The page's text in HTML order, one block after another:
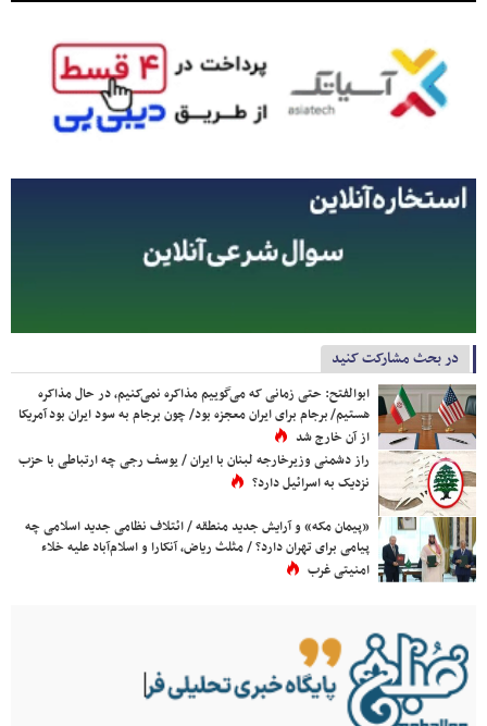
در بحث مشارکت کنید
ابوالفتح: حتی زمانی که می‌گوییم مذاکره نمی‌کنیم، در حال مذاکره
هستیم/ برجام برای ایران معجزه بود/ چون برجام به سود ایران بود آمریکا
از آن خارج شد
راز دشمنی وزیرخارجه لبنان با ایران / یوسف رجی چه ارتباطی با حزب
نزدیک به اسرائیل دارد؟
«پیمان مکه» و آرایش جدید منطقه / ائتلاف نظامی جدید اسلامی چه
پیامی برای تهران دارد؟ / مثلث ریاض، آنکارا و اسلام‌آباد علیه خلاء
امنیتی غرب